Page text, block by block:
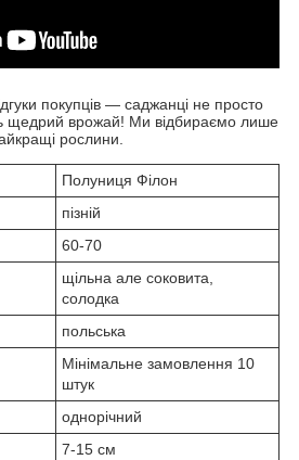
покупців — саджанці не просто
щедрий врожай! Ми відбираємо лише
рослини.
Полуниця Філон
пізній
60-70
щільна але соковита,
солодка
польська
Мінімальне замовлення 10
штук
однорічний
7-15 см